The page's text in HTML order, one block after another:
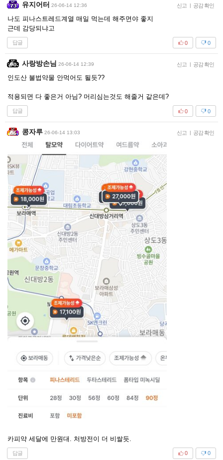
유지어터 26-06-14 12:36 신고 | 공감 확인
나도 피나스트레드계열 매일 먹는데 해주면야 좋지
근데 감당되냐고
답글 0
0
사랑방손님 26-06-14 12:39 신고 | 공감 확인
인도산 불법약물 안먹어도 될듯??
적용되면 다 좋은거 아님? 머리심는것도 해줄거 같은데?
답글 0
0
콩자루 26-06-14 13:03 신고 | 공감 확인
카피약 세달에 만원대. 처방전이 더 비쌀듯.
답글 0
0